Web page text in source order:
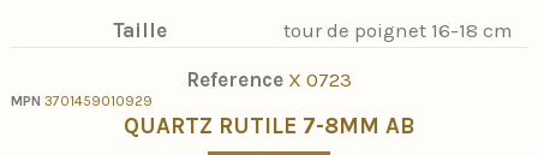
Taille tour de poignet 16-18 cm
Reference X 0723
MPN 3701459010929
QUARTZ RUTILE 7-8MM AB